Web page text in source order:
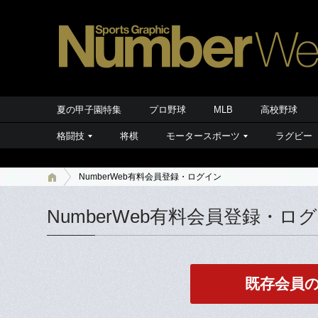
夏の甲子園特集 プロ野球 MLB 高校野球
格闘技 将棋 モータースポーツ ラグビー
NumberWeb有料会員登録・ログイン
NumberWeb有料会員登録・ロ
既存会員